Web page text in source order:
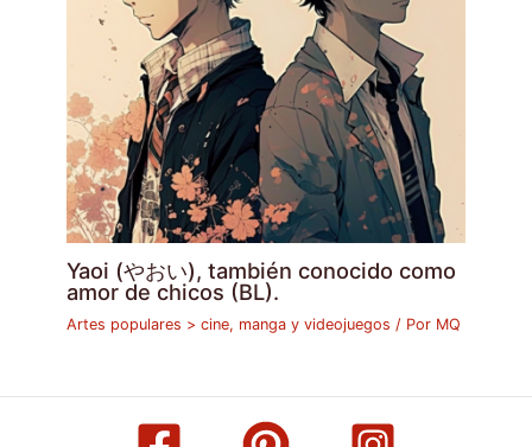
Yaoi (やおい), también conocido como
amor de chicos (BL).
Artes populares > cine, manga y videojuegos / Por MQ